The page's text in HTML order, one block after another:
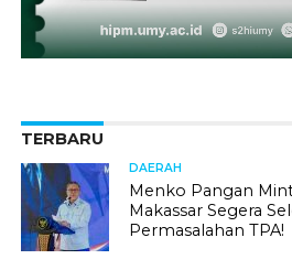
TERBARU
DAERAH
Menko Pangan
Makassar Segera
Permasalahan TPA!